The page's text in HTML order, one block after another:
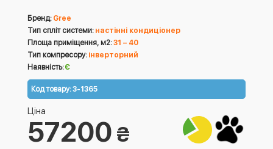
Бренд: Gree
Тип спліт системи: настінні кондиціонер
Площа приміщення, м2:31 – 40
Тип компресору: інверторний
Наявність:Є
Код товару:3-1365
Ціна
57200 ₴